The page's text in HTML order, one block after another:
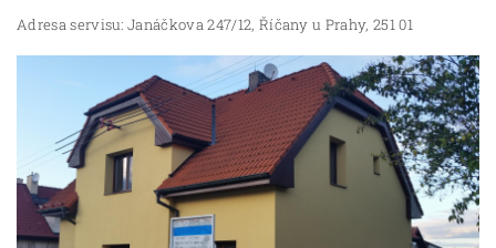
Adresa servisu: Janáčkova 247/12, Říčany u Prahy, 251 01